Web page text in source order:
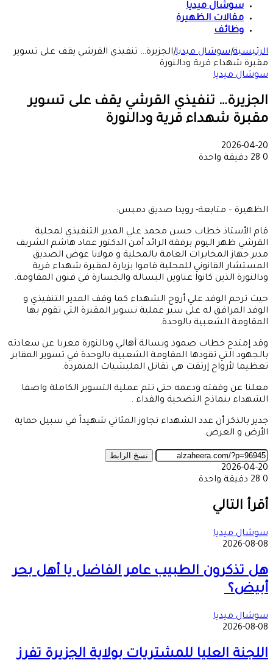
سوشال ميديا
مقالات الظهيرة
وظائف
الرئيسية|سوشال ميديا|الجزيرة… تنفيذي القرشي يقف على تسوير
مقبرة شهداء قرية ودالنورة
سوشال ميديا
الجزيرة… تنفيذي القرشي يقف على تسوير
مقبرة شهداء قرية ودالنورة
2026-04-20
0
دقيقة واحدة
الظهيرة – متابعة- رويدا صديق دمبس:
قام الأستاذ خطاب حسن محمد علي المدير التنفيذي لمحلية
القرشي ظهر اليوم برفقة الرائد أمن الدكتور عماد هاشم الشريف
مدير جهاز المخابرات العامة بالمحلية و مولانا عوض الصديق
المستشار القانوني للمحلية قاموا بزيارة لمقبرة شهداء قرية
ودالنورة الذين كانوا عناوين البسالة والجسارة في فنون المقاومة.
حيث ترحم الوفد علي أروح الشهداء كما وقف المدير التنفيذي و
الوفد المرافق له على سير عملية تسوير المقبرة التي تقوم بها
المقاومة الشعبية بالوحدة.
وقد إمتدح خطاب صمود وبسالة أهالي ودالنورة معربا عن سعادته
بالجهود التي تقودها المقاومة الشعبية بالوحدة في تسوير المقابر
تعظيما لأرواح إرتقت هي تقاتل المليشيات المتمردة.
معلنا عن وقفته ودعمه حتى تتم عملية التسوير الكاملة واصفا
الشهداء بنماذج التضحية والفداء .
جدير بالذكر أن عدد الشهداء تجاوز المئاتي شهيداً في سبيل حماية
الأرض و العرض.
نسخ الرابط
2026-04-20
0
دقيقة واحدة
عبر
البريد
أقرأ التالي
سوشال ميديا
2026-08-08
هل تذكرون الطبيب عامر الفاضل يا أهل بحر
أبيض؟
سوشال ميديا
2026-08-08
اللجنة العليا للمشتريات بولاية الجزيرة تفرز